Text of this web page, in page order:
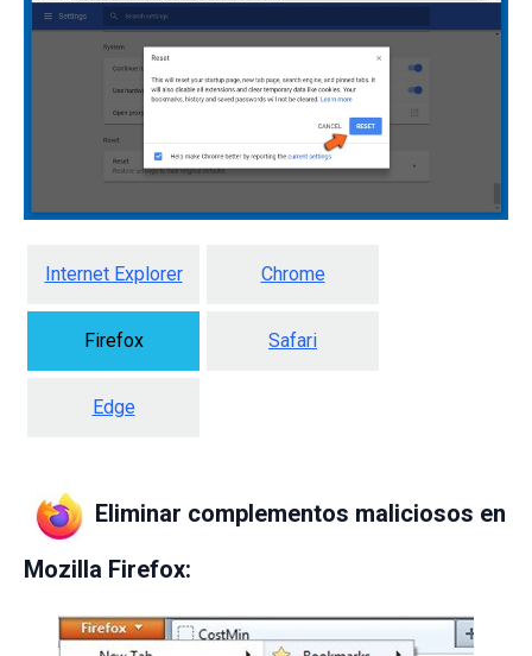
Internet Explorer Chrome
Firefox Safari
Edge
Eliminar complementos maliciosos en
Mozilla Firefox: